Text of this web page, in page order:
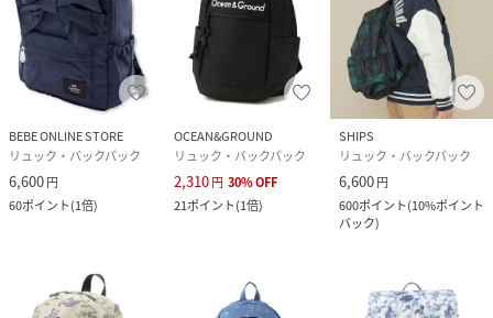
品番
NS0723_1354
1354-71607-04-05 NS0723
BEBE ONLINE STORE
リュック・バックパック
6,600円
60ポイント(1倍)
OCEAN&GROUND
リュック・バックパック
2,310円 30%OFF
21ポイント(1倍)
SHIPS
リュック・バックパック
6,600円
600ポイント(10%ポイント
バック)